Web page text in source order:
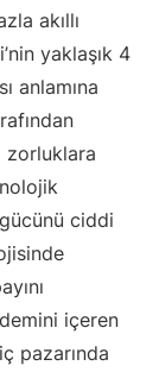
akıllı
yaklaşık 4
anlamına
zorluklara
ciddi
içeren
pazarında